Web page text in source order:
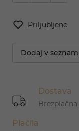
Priljubljeno
Dodaj v seznam
Dostava
Plačila